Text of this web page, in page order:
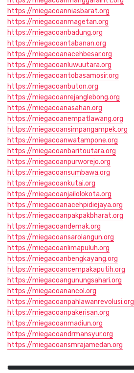
https://miegacoanniasbarat.org
https://miegacoanmagetan.org
https://miegacoanbadung.org
https://miegacoantabanan.org
https://miegacoanacehbesar.org
https://miegacoanluwuutara.org
https://miegacoantobasamosir.org
https://miegacoanbuton.org
https://miegacoanrejanglebong.org
https://miegacoanasahan.org
https://miegacoanempatlawang.org
https://miegacoansimpangampek.org
https://miegacoanwatampone.org
https://miegacoanbaritoutara.org
https://miegacoanpurworejo.org
https://miegacoansumbawa.org
https://miegacoankutai.org
https://miegacoanjailolokota.org
https://miegacoanacehpidiejaya.org
https://miegacoanpakpakbharat.org
https://miegacoandemak.org
https://miegacoansarolangun.org
https://miegacoanlimapuluh.org
https://miegacoanbengkayang.org
https://miegacoancempakaputih.org
https://miegacoangunungsahari.org
https://miegacoanancol.org
https://miegacoanpahlawanrevolusi.org
https://miegacoanpakerisan.org
https://miegacoanmadiun.org
https://miegacoandrmansyur.org
https://miegacoansmrajamedan.org